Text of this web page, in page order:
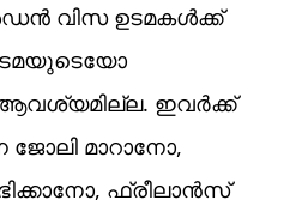
വിസ ഉടമകള്‍ക്ക്
ഇവര്‍ക്ക്
ജോലി മാറാനോ,
ഫ്രീലാന്‍സ്